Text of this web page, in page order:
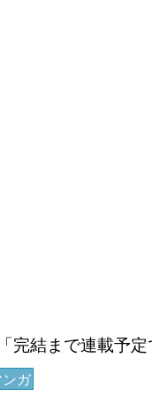
完結まで連載予定
ンガ